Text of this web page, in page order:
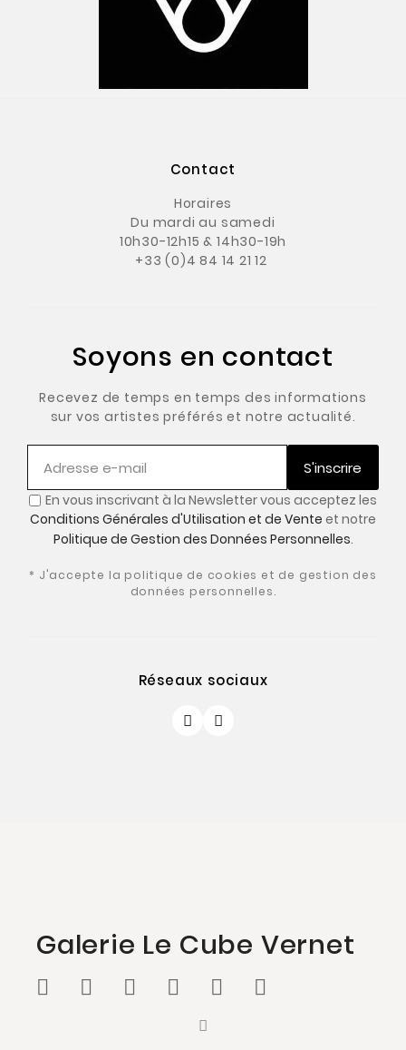
Contact
Horaires
Du mardi au samedi
10h30-12h15 & 14h30-19h
+33 (0)4 84 14 21 12
Soyons en contact
Recevez de temps en temps des informations
sur vos artistes préférés et notre actualité.
S'inscrire
En vous inscrivant à la Newsletter vous acceptez les
Conditions Générales d'Utilisation et de Vente et notre
Politique de Gestion des Données Personnelles.
* J'accepte la politique de cookies et de gestion des
données personnelles.
Réseaux sociaux
Galerie Le Cube Vernet